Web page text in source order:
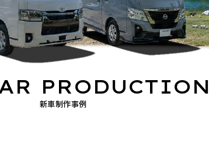
新車制作事例
PRODUCTION